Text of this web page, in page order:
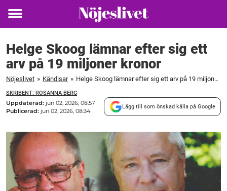
Toggle
Helge Skoog lämnar efter sig ett
arv på 19 miljoner kronor
Nöjeslivet » Kändisar » Helge Skoog lämnar efter sig ett arv på 19 miljoner kronor
SKRIBENT: ROSANNA BERG
Uppdaterad: jun 02, 2026, 08:57
Publicerad: jun 02, 2026, 08:34
Lägg till som önskad källa på Google